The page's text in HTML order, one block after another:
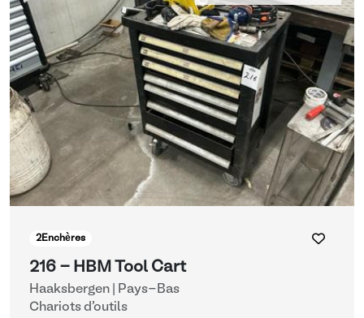
2Enchères
216 - HBM Tool Cart
Haaksbergen | Pays-Bas
Chariots d'outils